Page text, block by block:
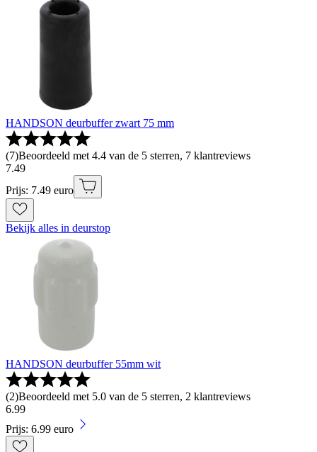
HANDSON deurbuffer zwart 75 mm
(7)Beoordeeld met 4.4 van de 5 sterren, 7 klantreviews
7.49
Prijs: 7.49 euro
Bekijk alles in deurstop
HANDSON deurbuffer 55mm wit
(2)Beoordeeld met 5.0 van de 5 sterren, 2 klantreviews
6.99
Prijs: 6.99 euro